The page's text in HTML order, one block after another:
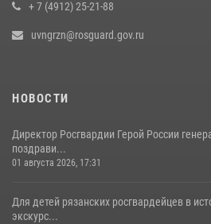
матча на «Рязань Арена»
+ 7 (4912) 25-21-88
uvngrzn@rosguard.gov.ru
НОВОСТИ
Директор Росгвардии Герой России
поздрави...
01 августа 2026, 17:31
Для детей рязанских росгвардейцев в
экскурс...